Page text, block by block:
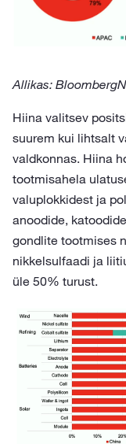
Allikas:
Hiina valitsev
suurem kui lihtsalt
valdkonnas. Hiina
tootmisahela
valuplokkidest ja
anoodide,
gondlite tootmises
nikkelsulfaadi ja
üle 50% turust.